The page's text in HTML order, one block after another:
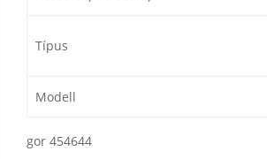
Típus
Modell
gor 454644